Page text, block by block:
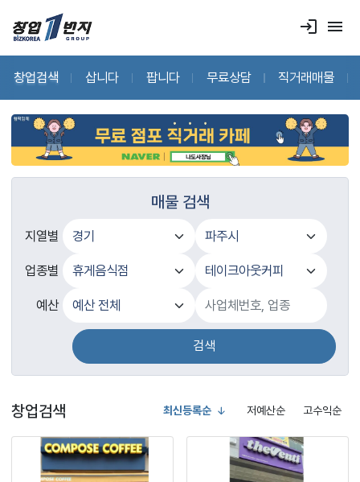
login menu
창업검색 삽니다 팝니다 무료상담 직거래매물
매물 검색
지열별
업종별
예산
검색
창업검색 최신등록순 저예산순 고수익순